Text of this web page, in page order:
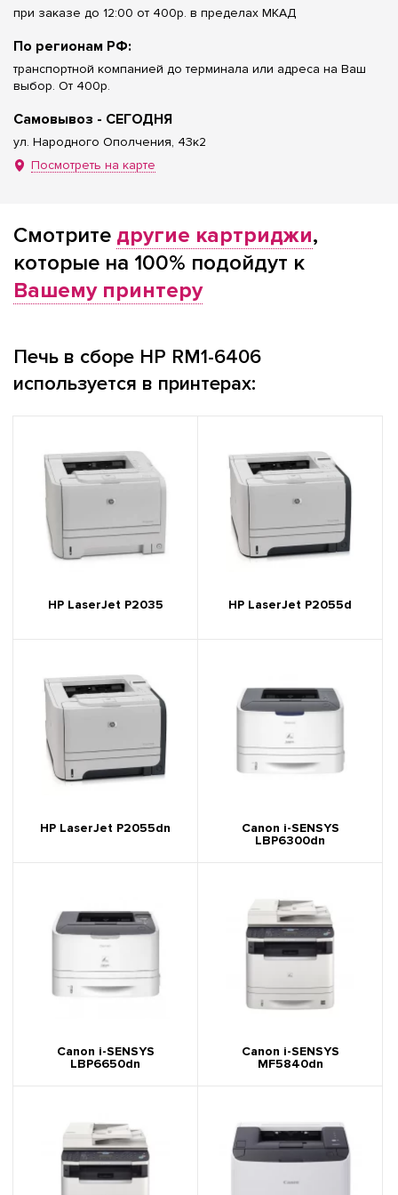
при заказе до 12:00 от 400р. в пределах МКАД
По регионам РФ:
транспортной компанией до терминала или адреса на Ваш
выбор. От 400р.
Самовывоз - СЕГОДНЯ
ул. Народного Ополчения, 43к2
Посмотреть на карте
Смотрите другие картриджи,
которые на 100% подойдут к
Вашему принтеру
Печь в сборе HP RM1-6406
используется в принтерах:
HP LaserJet P2035 HP LaserJet P2055d
HP LaserJet P2055dn
Canon i-SENSYS
LBP6300dn
Canon i-SENSYS
LBP6650dn
Canon i-SENSYS
MF5840dn